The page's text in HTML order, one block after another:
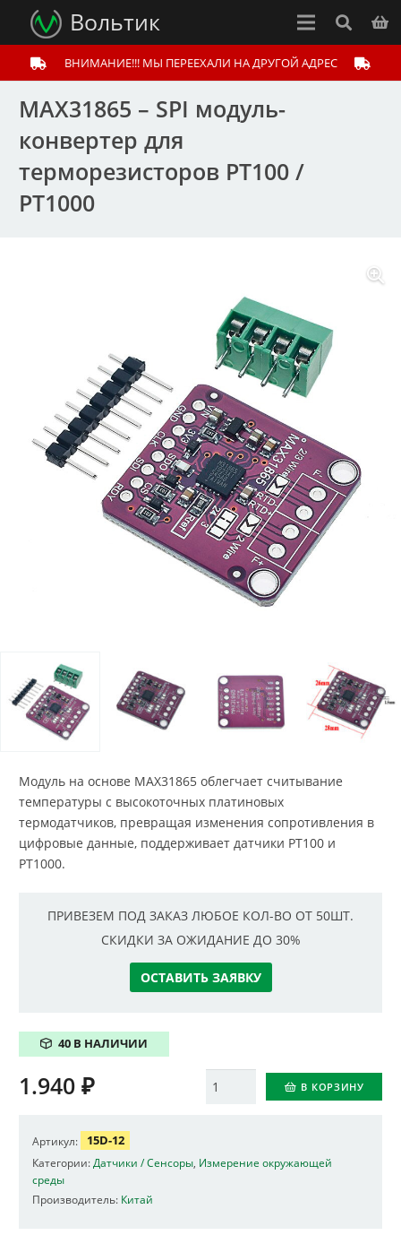
Вольтик
ВНИМАНИЕ!!! МЫ ПЕРЕЕХАЛИ НА ДРУГОЙ АДРЕС
MAX31865 – SPI модуль-
конвертер для
терморезисторов PT100 /
PT1000
Модуль на основе MAX31865 облегчает считывание
температуры с высокоточных платиновых
термодатчиков, превращая изменения сопротивления в
цифровые данные, поддерживает датчики PT100 и
PT1000.
ПРИВЕЗЕМ ПОД ЗАКАЗ ЛЮБОЕ КОЛ-ВО ОТ 50ШТ.
СКИДКИ ЗА ОЖИДАНИЕ ДО 30%
ОСТАВИТЬ ЗАЯВКУ
40 В НАЛИЧИИ
Количество В КОРЗИНУ
1.940 ₽
Артикул: 15D-12
Категории: Датчики / Сенсоры Измерение окружающей
среды
Производитель: Китай